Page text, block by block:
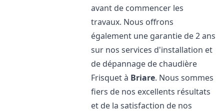
avant de commencer les
travaux. Nous offrons
également une garantie de 2 ans
sur nos services d'installation et
de dépannage de chaudière
Frisquet à Briare. Nous sommes
fiers de nos excellents résultats
et de la satisfaction de nos